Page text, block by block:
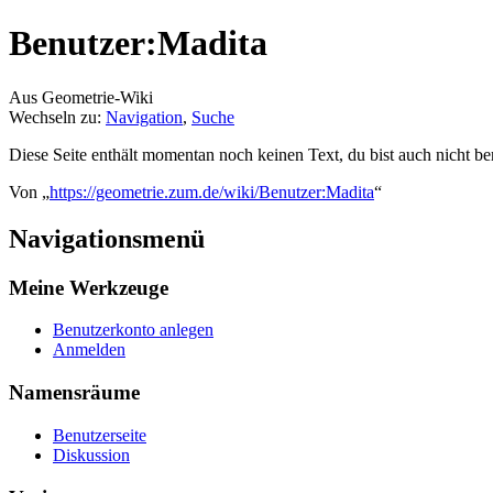
Benutzer:Madita
Aus Geometrie-Wiki
Wechseln zu: Navigation, Suche
Diese Seite enthält momentan noch keinen Text, du bist auch nicht
Von „https://geometrie.zum.de/wiki/Benutzer:Madita“
Navigationsmenü
Meine Werkzeuge
Benutzerkonto anlegen
Anmelden
Namensräume
Benutzerseite
Diskussion